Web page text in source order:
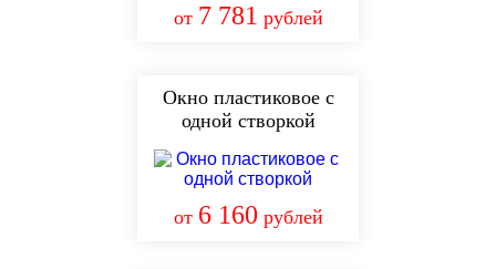
от 7 781 рублей
Окно пластиковое с
одной створкой
от 6 160 рублей